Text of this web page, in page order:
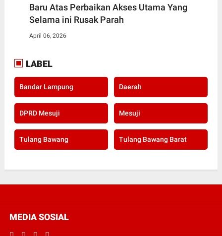
Baru Atas Perbaikan Akses Utama Yang
Selama ini Rusak Parah
April 06, 2026
LABEL
Bandar Lampung Daerah
DPRD Mesuji Mesuji
Tulang Bawang Tulang Bawang Barat
MEDIA SOSIAL